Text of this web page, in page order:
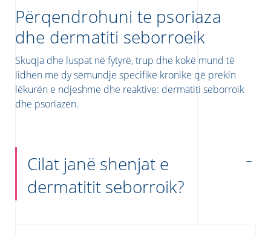
Përqendrohuni te psoriaza
dhe dermatiti seborroeik
Skuqja dhe luspat në fytyrë, trup dhe kokë mund të
lidhen me dy sëmundje specifike kronike që prekin
lëkurën e ndjeshme dhe reaktive: dermatiti seborroik
dhe psoriazën.
Cilat janë shenjat e
dermatitit seborroik?